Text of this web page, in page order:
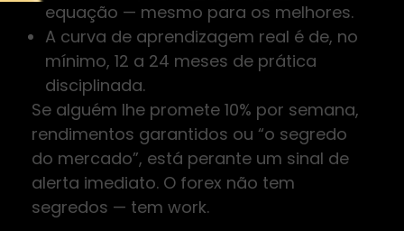
equação — mesmo para os melhores.
A curva de aprendizagem real é de, no
mínimo, 12 a 24 meses de prática
disciplinada.
Se alguém lhe promete 10% por semana,
rendimentos garantidos ou “o segredo
do mercado”, está perante um sinal de
alerta imediato. O forex não tem
segredos — tem work.